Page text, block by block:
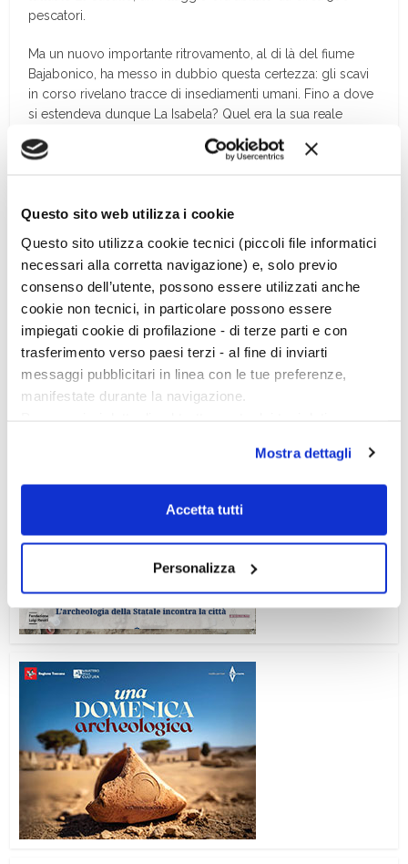
Questo sito web utilizza i cookie
Questo sito utilizza cookie tecnici (piccoli file informatici
necessari alla corretta navigazione) e, solo previo
consenso dell’utente, possono essere utilizzati anche
cookie non tecnici, in particolare possono essere
impiegati cookie di profilazione - di terze parti e con
trasferimento verso paesi terzi - al fine di inviarti
messaggi pubblicitari in linea con le tue preferenze,
manifestate durante la navigazione.
scelte privacy sui cookie, ti invitiamo a prendere visione
dell’informativa cookie.
Chiudendo il banner tramite la “X” prosegui la
dei soli cookie tecnici. Selezionando “Accetta tutti” presti
il tuo consenso alla profilazione che potrai revocare in
ogni momentoRevoca
Mostra dettagli
Accetta tutti
Personalizza
pescatori.
Ma un nuovo importante ritrovamento, al di là del fiume
Bajabonico, ha messo in dubbio questa certezza: gli scavi
in corso rivelano tracce di insediamenti umani. Fino a dove
si estendeva dunque La Isabela? Quel era la sua reale
Ciclo di conferenze